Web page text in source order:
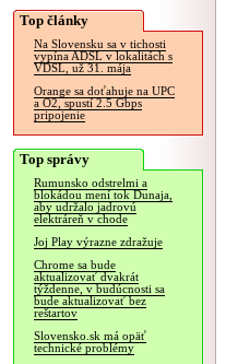
Top články
Na Slovensku sa v tichosti
vypína ADSL v lokalitách s
VDSL, už 31. mája
Orange sa doťahuje na UPC
a O2, spustí 2.5 Gbps
pripojenie
Top správy
Rumunsko odstrelmi a
blokádou mení tok Dunaja,
aby udržalo jadrovú
elektráreň v chode
Joj Play výrazne zdražuje
Chrome sa bude
aktualizovať dvakrát
týždenne, v budúcnosti sa
bude aktualizovať bez
reštartov
Slovensko.sk má opäť
technické problémy